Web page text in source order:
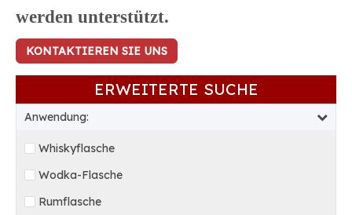
werden unterstützt.
KONTAKTIEREN SIE UNS
ERWEITERTE SUCHE
Anwendung:
Whiskyflasche
Wodka-Flasche
Rumflasche